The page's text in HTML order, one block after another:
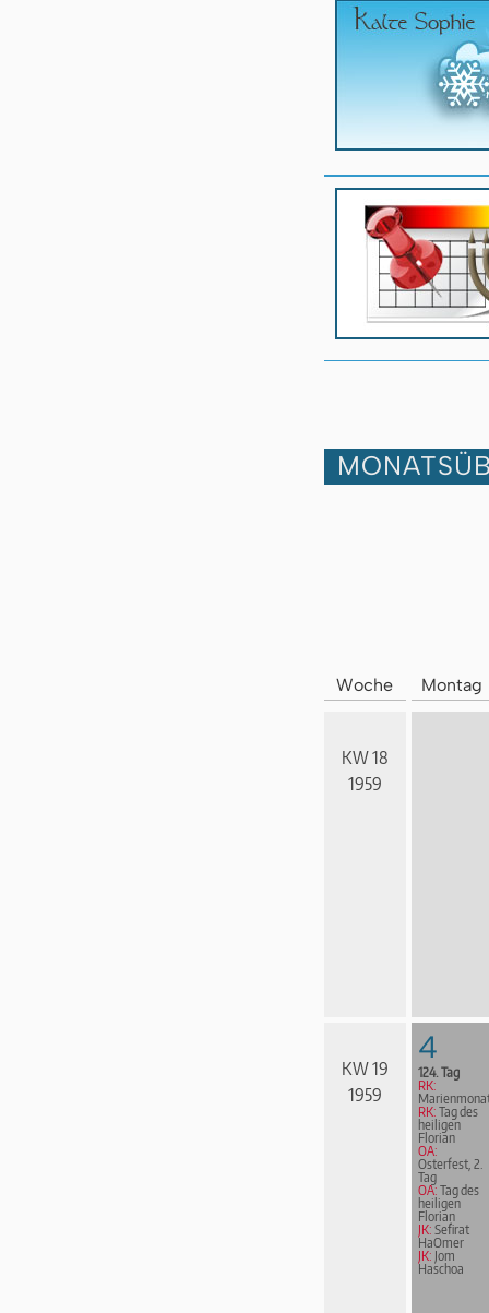
Woche Montag
KW 18
1959
KW 19
1959
4
124. Tag
RK:
RK: Tag des
heiligen
Florian
OA:
Osterfest, 2.
Tag
OA: Tag des
heiligen
Florian
JK: Sefirat
HaOmer
JK: Jom
Haschoa